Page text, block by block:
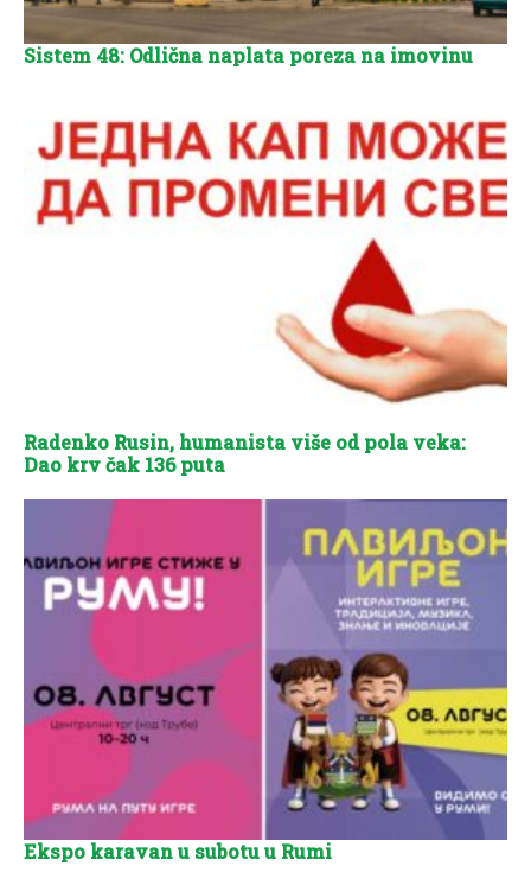
Sistem 48: Odlična naplata poreza na imovinu
Radenko Rusin, humanista više od pola veka:
Dao krv čak 136 puta
Ekspo karavan u subotu u Rumi